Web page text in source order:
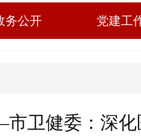
务公开 党建工
卫健委：深化